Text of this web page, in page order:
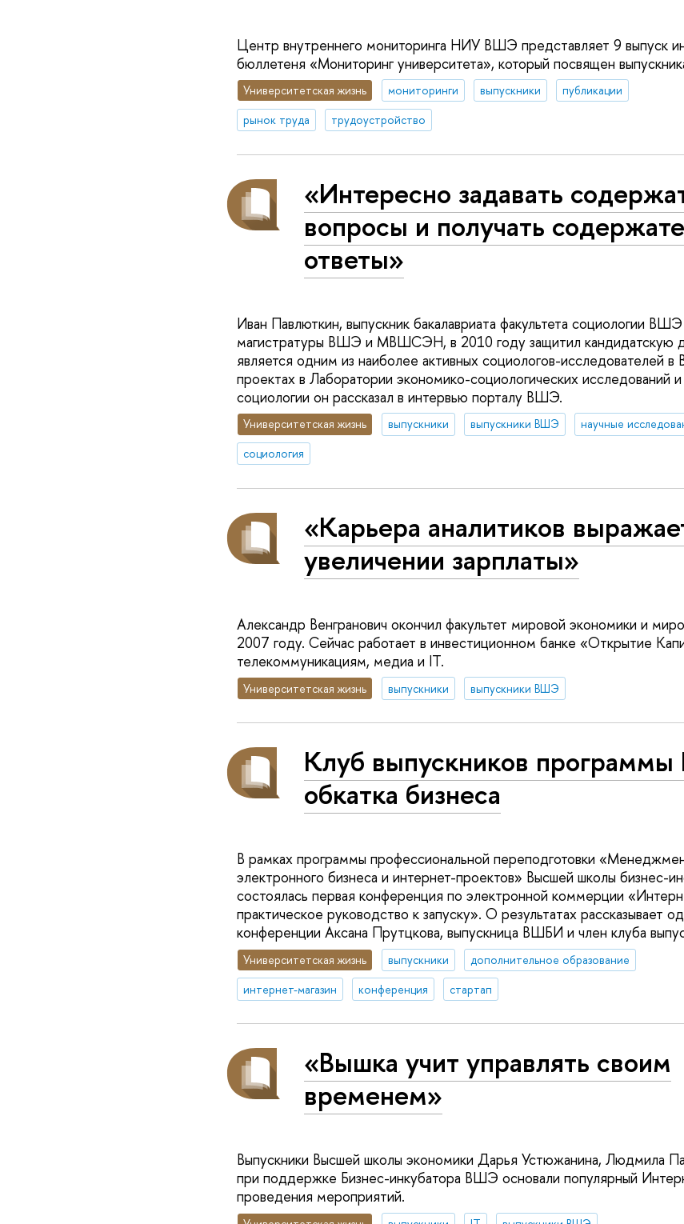
Центр внутреннего мониторинга НИУ ВШЭ представляет 9 выпуск
бюллетеня «Мониторинг университета», который посвящен
Университетская жизнь мониторинги выпускники
публикации
рынок труда
трудоустройство
«Интересно задавать
вопросы и получать
ответы»
Иван Павлюткин, выпускник бакалавриата факультета социологии
магистратуры ВШЭ и МВШСЭН, в 2010 году защитил кандидатскую
является одним из наиболее активных социологов-исследователей
проектах в Лаборатории экономико-социологических исследований и
социологии он рассказал в интервью порталу ВШЭ.
Университетская жизнь выпускники выпускники ВШЭ
научные
социология
«Карьера аналитиков
увеличении зарплаты»
Александр Венгранович окончил факультет мировой экономики и
2007 году. Сейчас работает в инвестиционном банке «Открытие
телекоммуникациям, медиа и IT.
Университетская жизнь выпускники выпускники ВШЭ
Клуб выпускников
обкатка бизнеса
В рамках программы профессиональной переподготовки
электронного бизнеса и интернет-проектов» Высшей школы
состоялась первая конференция по электронной коммерции
практическое руководство к запуску». О результатах рассказывает
конференции Аксана Прутцкова, выпускница ВШБИ и член клуба
Университетская жизнь выпускники
дополнительное образование
интернет-магазин
конференция стартап
«Вышка учит управлять своим
временем»
Выпускники Высшей школы экономики Дарья Устюжанина, Людмила
при поддержке Бизнес-инкубатора ВШЭ основали популярный
проведения мероприятий.